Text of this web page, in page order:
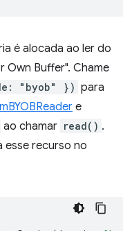
é alocada ao ler do
Own Buffer". Chame
"byob" }) para
e
ao chamar read() .
esse recurso no